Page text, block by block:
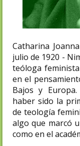
Catharina
julio de 1920 -
teóloga
en el
Bajos y
haber sido la
de teología
algo que marcó
como en el